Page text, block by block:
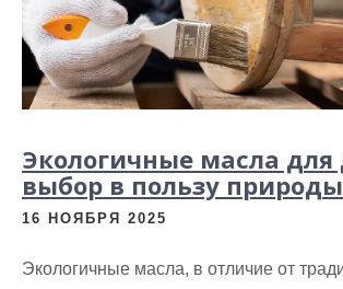
Экологичные масла для
выбор в пользу природы
16 НОЯБРЯ 2025
Экологичные масла, в отличие от